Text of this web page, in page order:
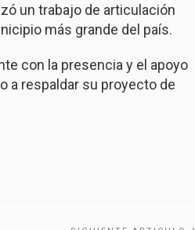
un trabajo de articulación
más grande del país.
con la presencia y el apoyo
a respaldar su proyecto de